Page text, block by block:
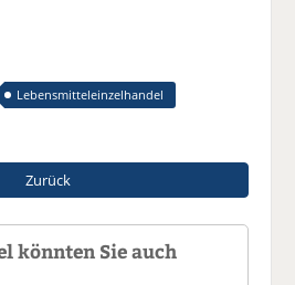
Lebensmitteleinzelhandel
Zurück
könnten Sie auch